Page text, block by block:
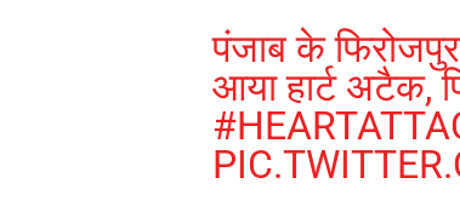
पंजाब के
आया हार्ट अटैक,